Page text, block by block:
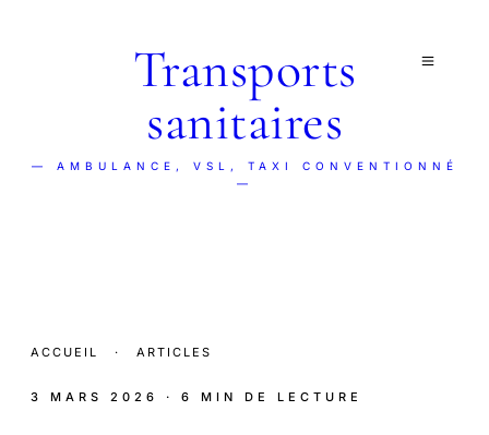
Transports
sanitaires
— AMBULANCE, VSL, TAXI CONVENTIONNÉ
—
ACCUEIL · ARTICLES
3 MARS 2026 · 6 MIN DE LECTURE